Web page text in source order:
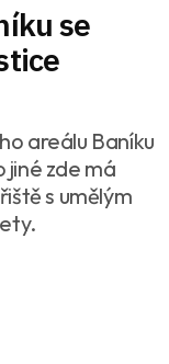
se
areálu Baníku
jiné zde má
s umělým